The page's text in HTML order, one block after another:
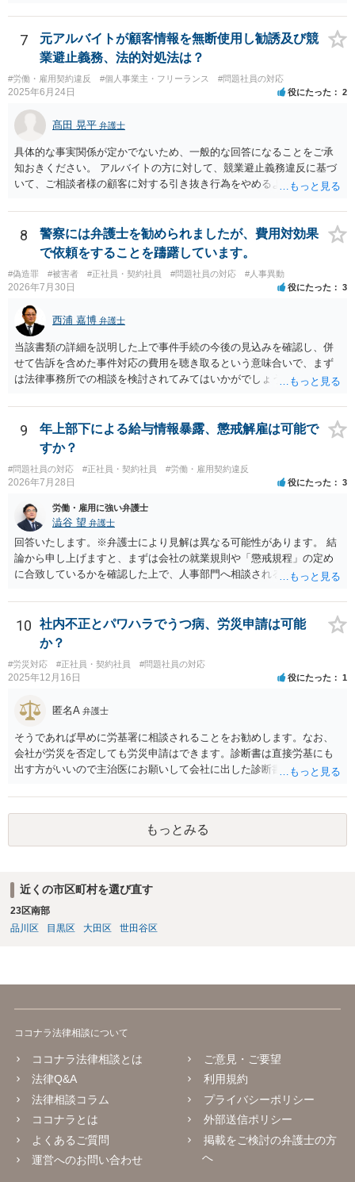
条）を請求できる可能性があります。ただ、自分からシフトの希望日
数を減らした分については難しいでしょう。 特に後者については、違
反した場合は労働基準監督署に申告して雇い主に指導をしてもらう手
続が用意されています（労働基準法104条）。 前者については労働基
準監督署の管轄外ですので、弁護士に請求を依頼したり、裁判所に民
事訴訟や労働審判を申し立てたりする方法を取ることになるでしょ
う。
7
元アルバイトが顧客情報を無断使用し勧誘及び競
業避止義務、法的対処法は？
#労働・雇用契約違反 #個人事業主・フリーランス #問題社員の対応
2025年6月24日 役にたった 2
髙田 晃平 弁護士
具体的な事実関係が定かでないため、一般的な回答になることをご承
知おきください。 アルバイトの方に対して、競業避止義務違反に基づ
いて、ご相談者様の顧客に対する引き抜き行為をやめるように求める
いてネイルサロンを開業していることや、同意なく顧客の電話番号やL
INEアカウント、メールアドレス等を持ち出して勧誘をしていることに
ついては、競業避止義務に違反しているものと考えられます。 もっと
も、正式には退職していないものの、出社もしていないということで
すと、在職中か退職扱いとなるかで争いになり、競業避止義務条項の
有効性が問題になるところであり、損害賠償請求を行うにしても損害
の主張・立証が容易ではないため、労働法を扱う弁護士にご相談され
るのがよいと思われます。
8
警察には弁護士を勧められましたが、費用対効果
で依頼をすることを躊躇しています。
#偽造罪 #被害者 #正社員・契約社員 #問題社員の対応 #人事異動
2026年7月30日 役にたった 3
西浦 嘉博 弁護士
当該書類の詳細を説明した上で事件手続の今後の見込みを確認し、併
せて告訴を含めた事件対応の費用を聴き取るという意味合いで、まず
は法律事務所での相談を検討されてみてはいかがでしょうか。 上記、
9
年上部下による給与情報暴露、懲戒解雇は可能で
すか？
#問題社員の対応 #正社員・契約社員 #労働・雇用契約違反
2026年7月28日 役にたった 3
労働・雇用に強い弁護士
澁谷 望 弁護士
回答いたします。※弁護士により見解は異なる可能性があります。 結
論から申し上げますと、まずは会社の就業規則や「懲戒規程」の定め
に合致しているかを確認した上で、人事部門へ相談されることが最優
ものの、重い懲戒処分の対象には十分なり得ます。 名誉や評価の回復
については、会社側に「部下の不正行為による情報漏洩」と正式に認
定させ、誤認した他部署への適切なフォローや周知を求めるのが有効
です。 あるいは、懲戒があったことを社内で周知される手続があるの
ならば、それにより軽微ながら回復はできるかもしれません。 さらに
個人としても、相手に対してプライバシー侵害等に基づく損害賠償
（慰謝料）を請求する選択肢がありえます（ただし、金額は多額にな
らない可能性があります。）。
10
社内不正とパワハラでうつ病、労災申請は可能
か？
#労災対応 #正社員・契約社員 #問題社員の対応
2025年12月16日 役にたった 1
匿名A 弁護士
そうであれば早めに労基署に相談されることをお勧めします。なお、
会社が労災を否定しても労災申請はできます。診断書は直接労基にも
出す方がいいので主治医にお願いして会社に出した診断書の写しをも
もっとみる
近くの市区町村を選び直す
23区南部
品川区
目黒区 大田区 世田谷区
ココナラ法律相談について
ココナラ法律相談とは
法律Q&A
法律相談コラム
ココナラとは
よくあるご質問
運営へのお問い合わせ
ご意見・ご要望
利用規約
プライバシーポリシー
外部送信ポリシー
掲載をご検討の弁護士の方
へ